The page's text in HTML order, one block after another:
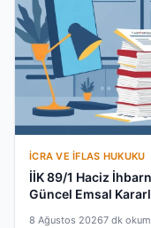
İCRA VE İFLAS HUKUKU
İİK 89/1 Haciz
Güncel Emsal
8 Ağustos 20267 dk